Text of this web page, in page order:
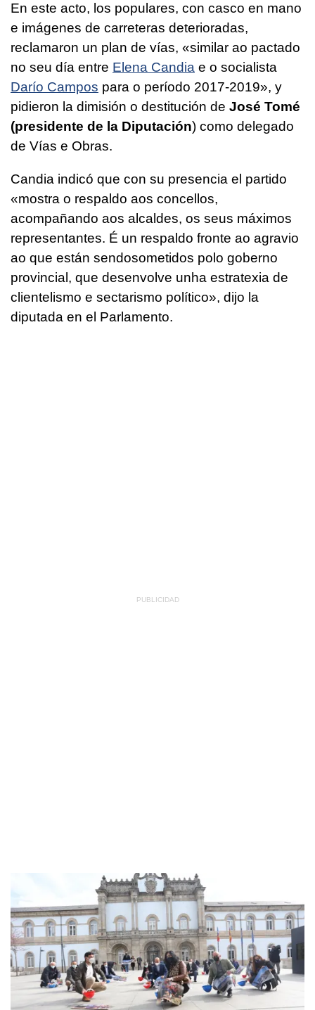
En este acto, los populares, con casco en mano
e imágenes de carreteras deterioradas,
reclamaron un plan de vías, «similar ao pactado
no seu día entre Elena Candia e o socialista
Darío Campos para o período 2017-2019», y
pidieron la dimisión o destitución de José Tomé
(presidente de la Diputación) como delegado
de Vías e Obras.
Candia indicó que con su presencia el partido
«mostra o respaldo aos concellos,
acompañando aos alcaldes, os seus máximos
representantes. É un respaldo fronte ao agravio
ao que están sendosometidos polo goberno
provincial, que desenvolve unha estratexia de
clientelismo e sectarismo político», dijo la
diputada en el Parlamento.